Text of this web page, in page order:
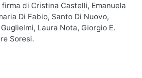
di Cristina Castelli, Emanuela
Di Fabio, Santo Di Nuovo,
Laura Nota, Giorgio E.
Soresi.